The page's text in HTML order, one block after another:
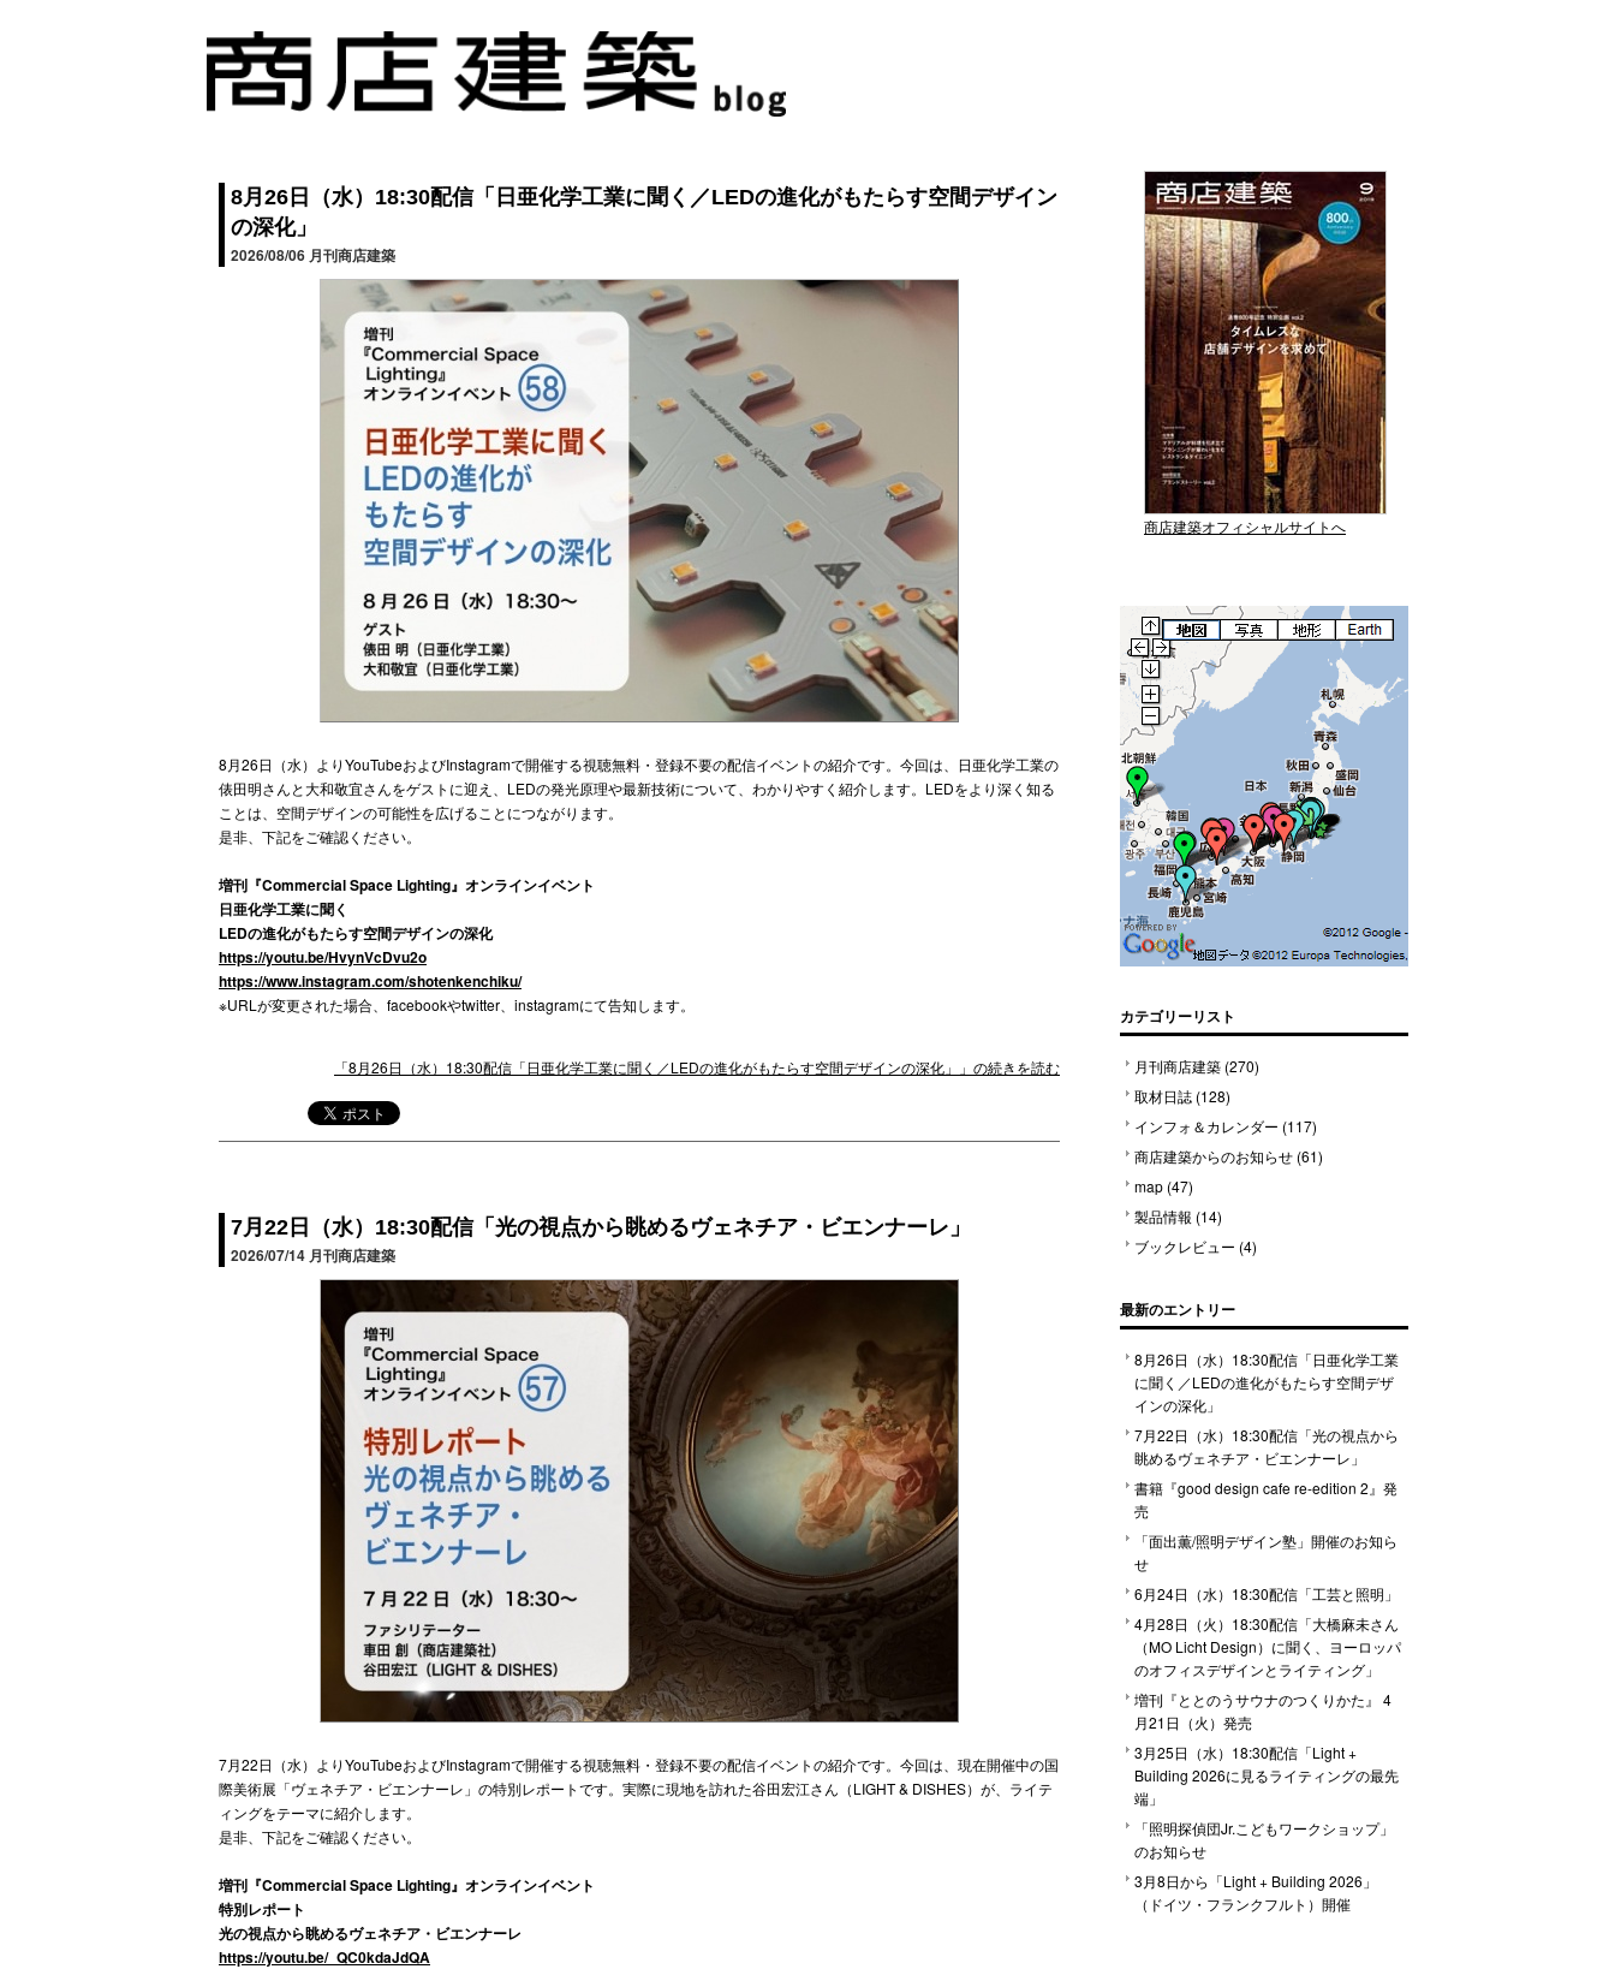
8月26日（水）18:30配信「日亜化学工業に聞く／LEDの進化がもたらす空間デザイン
の深化」
2026/08/06 月刊商店建築
8月26日（水）よりYouTubeおよびInstagramで開催する視聴無料・登録不要の配信イベントの紹介です。今回は、日亜化学工業の
俵田明さんと大和敬宜さんをゲストに迎え、LEDの発光原理や最新技術について、わかりやすく紹介します。LEDをより深く知る
ことは、空間デザインの可能性を広げることにつながります。
是非、下記をご確認ください。
増刊『Commercial Space Lighting』オンラインイベント
日亜化学工業に聞く
LEDの進化がもたらす空間デザインの深化
https://youtu.be/HvynVcDvu2o
https://www.instagram.com/shotenkenchiku/
※URLが変更された場合、facebookやtwitter、instagramにて告知します。
「8月26日（水）18:30配信「日亜化学工業に聞く／LEDの進化がもたらす空間デザインの深化」」の続きを読む
7月22日（水）18:30配信「光の視点から眺めるヴェネチア・ビエンナーレ」
2026/07/14 月刊商店建築
7月22日（水）よりYouTubeおよびInstagramで開催する視聴無料・登録不要の配信イベントの紹介です。今回は、現在開催中の国
際美術展「ヴェネチア・ビエンナーレ」の特別レポートです。実際に現地を訪れた谷田宏江さん（LIGHT & DISHES）が、ライテ
ィングをテーマに紹介します。
是非、下記をご確認ください。
増刊『Commercial Space Lighting』オンラインイベント
特別レポート
光の視点から眺めるヴェネチア・ビエンナーレ
https://youtu.be/_QC0kdaJdQA
商店建築オフィシャルサイトへ
カテゴリーリスト
月刊商店建築 (270)
取材日誌 (128)
インフォ＆カレンダー (117)
商店建築からのお知らせ (61)
map (47)
製品情報 (14)
ブックレビュー (4)
最新のエントリー
8月26日（水）18:30配信「日亜化学工業
に聞く／LEDの進化がもたらす空間デザ
インの深化」
7月22日（水）18:30配信「光の視点から
眺めるヴェネチア・ビエンナーレ」
書籍『good design cafe re-edition 2』発
売
「⾯出薫/照明デザイン塾」開催のお知ら
せ
6月24日（水）18:30配信「工芸と照明」
4月28日（火）18:30配信「大橋麻未さん
（MO Licht Design）に聞く、ヨーロッパ
のオフィスデザインとライティング」
増刊『ととのうサウナのつくりかた』 4
月21日（火）発売
3月25日（水）18:30配信「Light +
Building 2026に見るライティングの最先
端」
「照明探偵団Jr.こどもワークショップ」
のお知らせ
3月8日から「Light + Building 2026」
（ドイツ・フランクフルト）開催